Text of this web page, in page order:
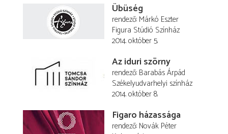
Übüség
rendező Márkó Eszter
Figura Stúdió Színház
2014. október 5.
Az iduri szörny
rendező Barabás Árpád
Székelyudvarhelyi színház
2014. október 8.
Figaro házassága
rendező Novák Péter